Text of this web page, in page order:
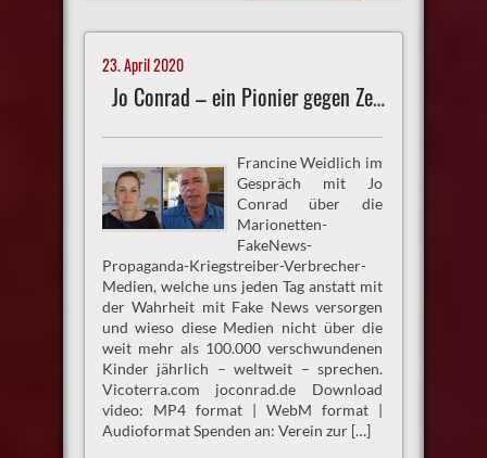
23. April 2020
Jo Conrad – ein Pionier gegen Zensur
Francine Weidlich im
Gespräch mit Jo
Conrad über die
Marionetten-
FakeNews-
Propaganda-Kriegstreiber-Verbrecher-
Medien, welche uns jeden Tag anstatt mit
der Wahrheit mit Fake News versorgen
und wieso diese Medien nicht über die
weit mehr als 100.000 verschwundenen
Kinder jährlich – weltweit – sprechen.
Vicoterra.com joconrad.de Download
video: MP4 format | WebM format |
Audioformat Spenden an: Verein zur […]